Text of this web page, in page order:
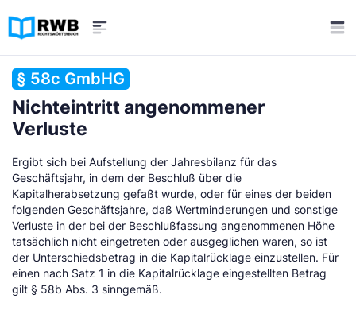
§ 58c GmbHG
Nichteintritt angenommener
Verluste
Ergibt sich bei Aufstellung der Jahresbilanz für das
Geschäftsjahr, in dem der Beschluß über die
Kapitalherabsetzung gefaßt wurde, oder für eines der beiden
folgenden Geschäftsjahre, daß Wertminderungen und sonstige
Verluste in der bei der Beschlußfassung angenommenen Höhe
tatsächlich nicht eingetreten oder ausgeglichen waren, so ist
der Unterschiedsbetrag in die Kapitalrücklage einzustellen. Für
einen nach Satz 1 in die Kapitalrücklage eingestellten Betrag
gilt § 58b Abs. 3 sinngemäß.